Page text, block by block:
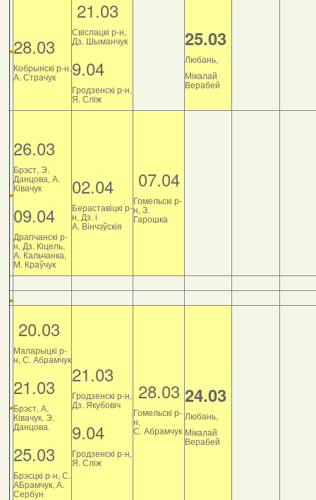
28.03
Кобрынскі р-н,
А. Страчук
21.03
Свіслацкі р-н,
Дз. Шыманчук
9.04
Гродзенскі р-н,
Я. Сліж
25.03
Любань,
Мікалай
Верабей
26.03
Брэст, Э.
Данцова, А.
Ківачук
09.04
Драгічанскі р-
н, Дз. Кіцель,
А. Кальчанка,
М. Краўчук
02.04
Бераставіцкі р-
н, Дз. і
А. Вінчэўскія
07.04
Гомельскі р-
н, З.
Гарошка
20.03
Маларыцкі р-
н, С. Абрамчук
21.03
Брэст, А.
Ківачук, Э.
Данцова.
25.03
Брэсцкі р-н, С.
АБрамчук, А.
Сербун
21.03
Гродзенскі р-н,
Дз. Якубовіч
9.04
Гродзенскі р-н,
Я. Сліж
28.03
Гомельскі р-
н,
С. Абрамчук
24.03
Любань,
Мікалай
Верабей